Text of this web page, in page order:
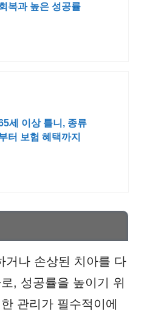
복과 높은 성공률
세 이상 틀니, 종류
터 보험 혜택까지
거나 손상된 치아를 다
, 성공률을 높이기 위
관리가 필수적이에